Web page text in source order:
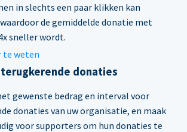
in slechts een paar klikken kan
de gemiddelde donatie met
sneller wordt.
te weten
donaties
gewenste bedrag en interval voor
donaties van uw organisatie, en maak
voor supporters om hun donaties te